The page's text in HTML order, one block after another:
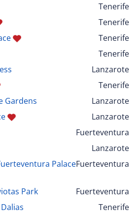
Tenerife
Tenerife
Tenerife
Tenerife
Lanzarote
Tenerife
Gardens
Lanzarote
Lanzarote
Fuerteventura
Lanzarote
PalaceFuerteventura
Park
Fuerteventura
Tenerife